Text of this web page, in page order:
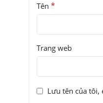
Tên *
Trang web
Lưu tên của tôi,